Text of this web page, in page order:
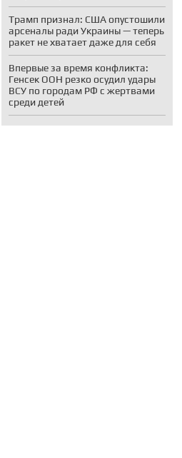
Трамп признал: США опустошили
арсеналы ради Украины — теперь
ракет не хватает даже для себя
Впервые за время конфликта:
Генсек ООН резко осудил удары
ВСУ по городам РФ с жертвами
среди детей